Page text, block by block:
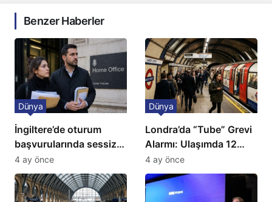
Benzer Haberler
İngiltere’de oturum
başvurularında sessiz
kriz: Büyükelçilikten
açıklama!
Dünya
4 ay önce
Londra’da “Tube” Grevi
Alarmı: Ulaşımda 12
Günlük Kaos Kapıda
Dünya
4 ay önce